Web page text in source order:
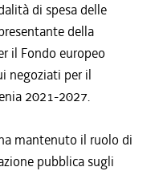
di spesa delle
della
il Fondo europeo
negoziati per il
2021-2027.
mantenuto il ruolo di
pubblica sugli